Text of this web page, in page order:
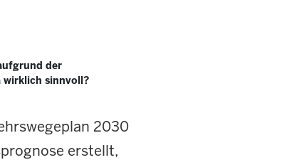
der
wirklich sinnvoll?
2030
erstellt,